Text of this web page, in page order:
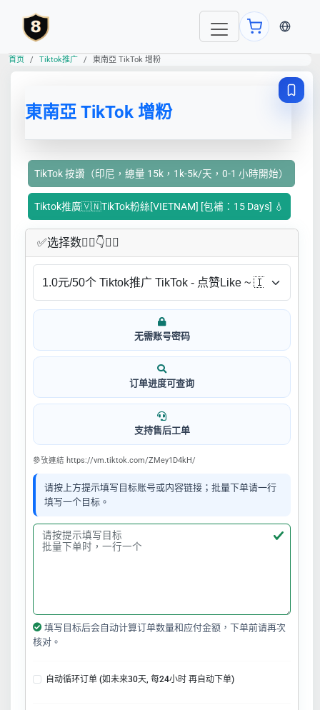
当前语
首页 Tiktok推广 東南亞 TikTok 增粉
東南亞 TikTok 增粉
TikTok 按讚（印尼，總量 15k，1k-5k/天，0-1 小時開始）
Tiktok推廣🇻🇳TikTok粉絲[VIETNAM] [包補：15 Days] 💧
✅​选择数👇🏻​​👇👇🏻​​
无需账号密码
订单进度可查询
支持售后工单
參攷連結 https://vm.tiktok.com/ZMey1D4kH/
请按上方提示填写目标账号或内容链接；批量下单请一行
填写一个目标。
填写目标后会自动计算订单数量和应付金额，下单前请再次
核对。
自动循环订单 (如未来30天, 每24小时 再自动下单)